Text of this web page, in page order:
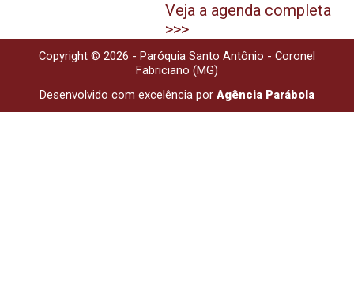
Veja a agenda completa
>>>
Copyright © 2026 - Paróquia Santo Antônio - Coronel
Fabriciano (MG)
Desenvolvido com excelência por Agência Parábola